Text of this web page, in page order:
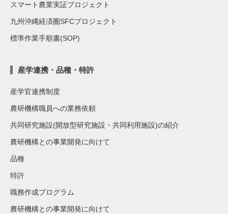
スマート農業実証プロジェクト
九州沖縄経済圏SFCプロジェクト
標準作業手順書(SOP)
産学連携・品種・特許
産学官連携制度
農研機構職員への業務依頼
共同研究施設(開放型研究施設・共同利用施設)の紹介
農研機構との事業開発に向けて
品種
特許
職務作成プログラム
農研機構との事業開発に向けて